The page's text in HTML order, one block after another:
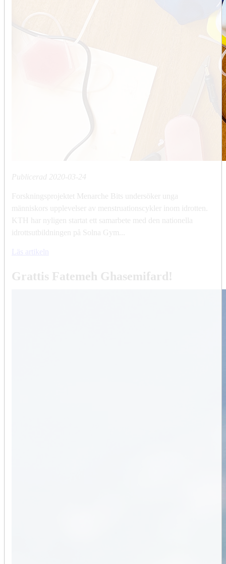
Publicerad 2020-03-24
Forskningsprojektet Menarche Bits undersöker unga
människors upplevelser av menstruationscykler inom idrotten.
KTH har nyligen startat ett samarbete med den nationella
idrottsutbildningen på Solna Gym...
Läs artikeln
Grattis Fatemeh Ghasemifard!